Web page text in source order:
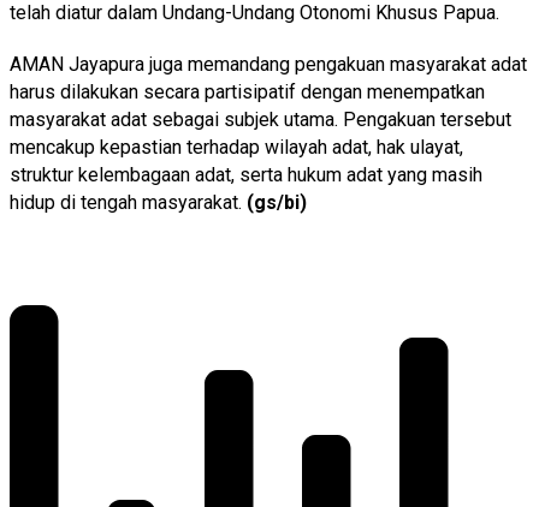
telah diatur dalam Undang-Undang Otonomi Khusus Papua.
AMAN Jayapura juga memandang pengakuan masyarakat adat
harus dilakukan secara partisipatif dengan menempatkan
masyarakat adat sebagai subjek utama. Pengakuan tersebut
mencakup kepastian terhadap wilayah adat, hak ulayat,
struktur kelembagaan adat, serta hukum adat yang masih
hidup di tengah masyarakat. (gs/bi)